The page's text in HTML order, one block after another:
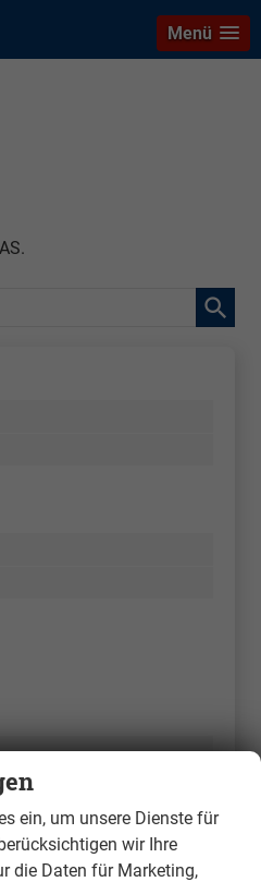
Menü
ein, um unsere Dienste für
wir Ihre
die Daten für Marketing,